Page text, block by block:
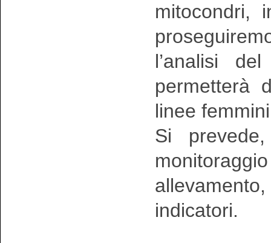
mitocondri,
l’analisi
permetterà
linee
Si
indicatori.